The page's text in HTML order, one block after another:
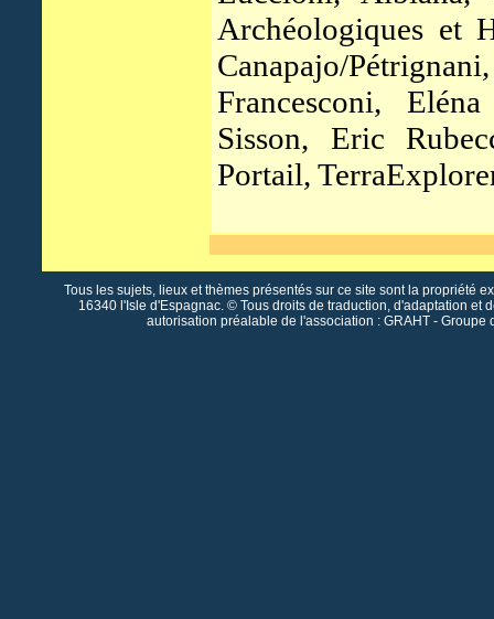
Archéologiques et
Canapajo/
Francesconi,
Sisson, Eric
Portail,
Tous les sujets, lieux et thèmes présentés sur ce site sont la propriété
16340 l'Isle d'Espagnac. © Tous droits de traduction, d'adaptation et
autorisation préalable de l'association : GRAHT -